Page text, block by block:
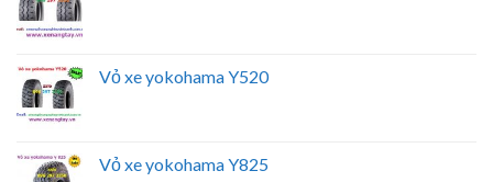
Vỏ xe yokohama Y520
Vỏ xe yokohama Y825